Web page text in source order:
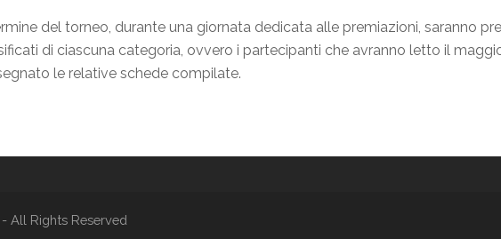
del torneo, durante una giornata dedicata alle premiazioni, saranno
di ciascuna categoria, ovvero i partecipanti che avranno letto il
le relative schede compilate.
All Rights Reserved